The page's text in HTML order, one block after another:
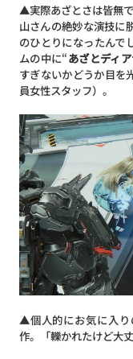
▲実際あざとさは皆無
山さんの絶妙な演技に
のひとりになったんで
ムの中に“あざとディ
すぎないかどうか目を
員女性スタッフ）。
▲個人的にお気に入り
作。「轢かれたけど大